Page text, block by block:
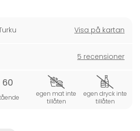
Visa på kartan
5 recensioner
60
egen mat inte
tillåten
egen dryck inte
tillåten